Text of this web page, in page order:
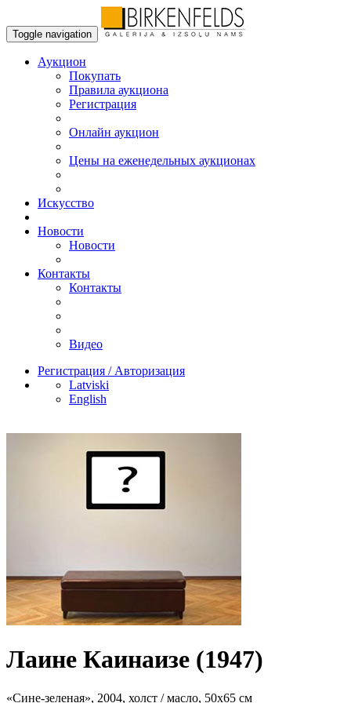
Toggle navigation
Аукцион
Пoкупать
Правила аукциона
Регистрация
Онлайн аукцион
Цены на еженедельных аукционах
Искусствo
Новости
Новости
Контакты
Контакты
Видео
Регистрация / Авторизация
Latviski
English
Лаине Каинаизе (1947)
«Сине-зеленая», 2004, холст / масло, 50х65 см